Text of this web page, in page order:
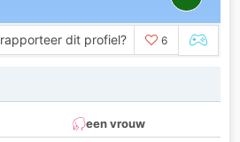
rapporteer dit profiel? 6
een vrouw